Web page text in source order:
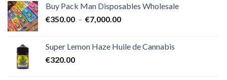
€400.00
à
Buy Pack Man Disposables Wholesale
€350.00 – €7,000.00Plage
€350.00
Super Lemon Haze Huile de Cannabis
€320.00